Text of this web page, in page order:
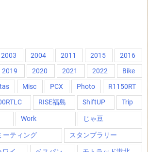
2003 2004 2011 2015
2016
2019 2020 2021 2022
Bike
Misc PCX Photo
R1150RT
RISE福島 ShiftUP Trip
Work じゃ豆
ーティング スタンプラリー